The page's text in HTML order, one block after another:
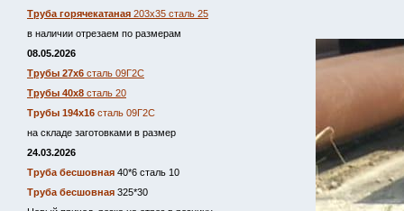
Труба горячекатаная 203х35 сталь 25
в наличии отрезаем по размерам
08.05.2026
Трубы 27х6 сталь 09Г2С
Трубы 40х8 сталь 20
Трубы 194х16 сталь 09Г2С
на складе заготовками в размер
24.03.2026
Труба бесшовная 40*6 сталь 10
Труба бесшовная 325*30